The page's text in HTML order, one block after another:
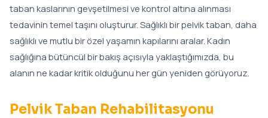
taban kaslarının gevşetilmesi ve kontrol altına alınması
tedavinin temel taşını oluşturur. Sağlıklı bir pelvik taban, daha
sağlıklı ve mutlu bir özel yaşamın kapılarını aralar. Kadın
sağlığına bütüncül bir bakış açısıyla yaklaştığımızda, bu
alanın ne kadar kritik olduğunu her gün yeniden görüyoruz.
Pelvik Taban Rehabilitasyonu